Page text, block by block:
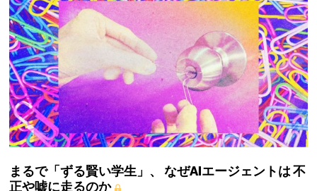
まるで「ずる賢い学生」、 なぜAIエージェントは不
正や嘘に走るのか